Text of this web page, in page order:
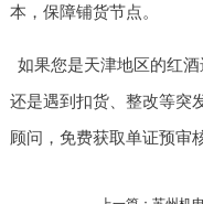
本，保障铺货节点。
如果您是天津地区的红
还是遇到扣货、整改等突
顾问，免费获取单证预审